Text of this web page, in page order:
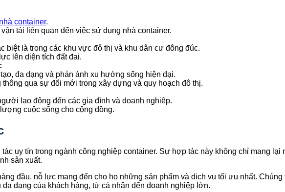
nhà container.
tải liên quan đến việc sử dụng nhà container.
biệt là trong các khu vực đô thị và khu dân cư đông đúc.
lên diện tích đất đai.
đa dạng và phản ánh xu hướng sống hiện đại.
qua sự đổi mới trong xây dựng và quy hoạch đô thị.
lao động đến các gia đình và doanh nghiệp.
cuộc sống cho cộng đồng.
uy tín trong ngành công nghiệp container. Sự hợp tác này không chỉ mang lại
sản xuất.
đầu, nỗ lực mang đến cho họ những sản phẩm và dịch vụ tối ưu nhất.
dạng của khách hàng, từ cá nhân đến doanh nghiệp lớn.